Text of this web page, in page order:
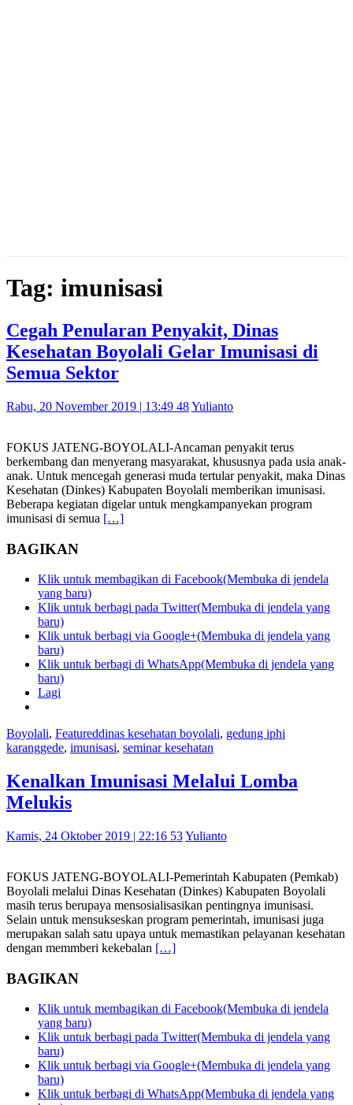
Tag: imunisasi
Cegah Penularan Penyakit, Dinas
Kesehatan Boyolali Gelar Imunisasi di
Semua Sektor
Rabu, 20 November 2019 | 13:49 48Yulianto
FOKUS JATENG-BOYOLALI-Ancaman penyakit terus
berkembang dan menyerang masyarakat, khususnya pada usia anak-
anak. Untuk mencegah generasi muda tertular penyakit, maka Dinas
Kesehatan (Dinkes) Kabupaten Boyolali memberikan imunisasi.
Beberapa kegiatan digelar untuk mengkampanyekan program
imunisasi di semua […]
BAGIKAN
Klik untuk membagikan di Facebook(Membuka di jendela
yang baru)
Klik untuk berbagi pada Twitter(Membuka di jendela yang
baru)
Klik untuk berbagi via Google+(Membuka di jendela yang
baru)
Klik untuk berbagi di WhatsApp(Membuka di jendela yang
baru)
Lagi
Boyolali, Featureddinas kesehatan boyolali, gedung iphi
karanggede, imunisasi, seminar kesehatan
Kenalkan Imunisasi Melalui Lomba
Melukis
Kamis, 24 Oktober 2019 | 22:16 53Yulianto
FOKUS JATENG-BOYOLALI-Pemerintah Kabupaten (Pemkab)
Boyolali melalui Dinas Kesehatan (Dinkes) Kabupaten Boyolali
masih terus berupaya mensosialisasikan pentingnya imunisasi.
Selain untuk mensukseskan program pemerintah, imunisasi juga
merupakan salah satu upaya untuk memastikan pelayanan kesehatan
dengan memmberi kekebalan […]
BAGIKAN
Klik untuk membagikan di Facebook(Membuka di jendela
yang baru)
Klik untuk berbagi pada Twitter(Membuka di jendela yang
baru)
Klik untuk berbagi via Google+(Membuka di jendela yang
baru)
Klik untuk berbagi di WhatsApp(Membuka di jendela yang